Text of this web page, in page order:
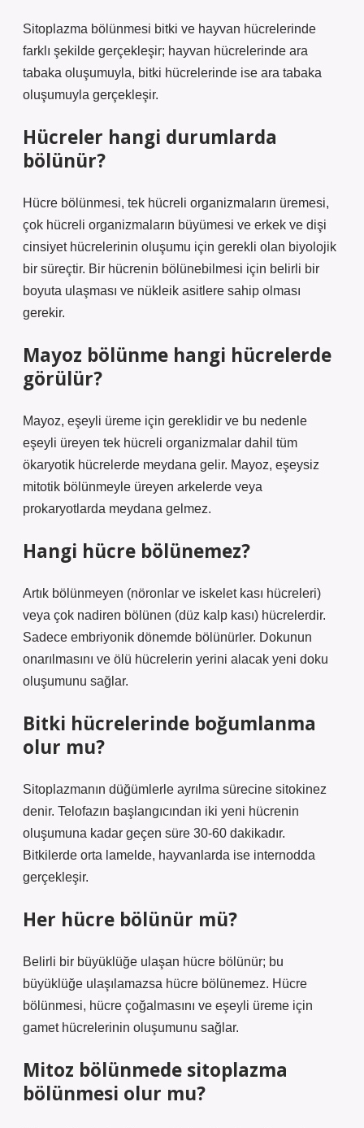
Sitoplazma bölünmesi bitki ve hayvan hücrelerinde
farklı şekilde gerçekleşir; hayvan hücrelerinde ara
tabaka oluşumuyla, bitki hücrelerinde ise ara tabaka
oluşumuyla gerçekleşir.
Hücreler hangi durumlarda
bölünür?
Hücre bölünmesi, tek hücreli organizmaların üremesi,
çok hücreli organizmaların büyümesi ve erkek ve dişi
cinsiyet hücrelerinin oluşumu için gerekli olan biyolojik
bir süreçtir. Bir hücrenin bölünebilmesi için belirli bir
boyuta ulaşması ve nükleik asitlere sahip olması
gerekir.
Mayoz bölünme hangi hücrelerde
görülür?
Mayoz, eşeyli üreme için gereklidir ve bu nedenle
eşeyli üreyen tek hücreli organizmalar dahil tüm
ökaryotik hücrelerde meydana gelir. Mayoz, eşeysiz
mitotik bölünmeyle üreyen arkelerde veya
prokaryotlarda meydana gelmez.
Hangi hücre bölünemez?
Artık bölünmeyen (nöronlar ve iskelet kası hücreleri)
veya çok nadiren bölünen (düz kalp kası) hücrelerdir.
Sadece embriyonik dönemde bölünürler. Dokunun
onarılmasını ve ölü hücrelerin yerini alacak yeni doku
oluşumunu sağlar.
Bitki hücrelerinde boğumlanma
olur mu?
Sitoplazmanın düğümlerle ayrılma sürecine sitokinez
denir. Telofazın başlangıcından iki yeni hücrenin
oluşumuna kadar geçen süre 30-60 dakikadır.
Bitkilerde orta lamelde, hayvanlarda ise internodda
gerçekleşir.
Her hücre bölünür mü?
Belirli bir büyüklüğe ulaşan hücre bölünür; bu
büyüklüğe ulaşılamazsa hücre bölünemez. Hücre
bölünmesi, hücre çoğalmasını ve eşeyli üreme için
gamet hücrelerinin oluşumunu sağlar.
Mitoz bölünmede sitoplazma
bölünmesi olur mu?